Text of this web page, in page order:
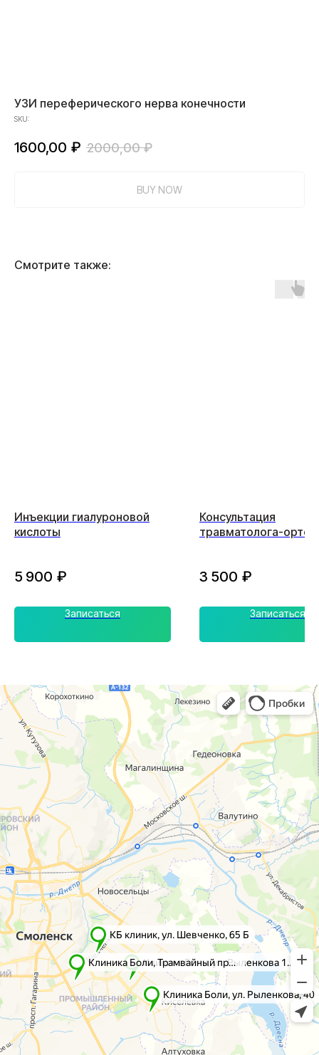
УЗИ переферического нерва конечности
SKU:
1600,00 ₽ 2000,00 ₽
BUY NOW
Смотрите также:
Инъекции гиалуроновой
кислоты
5 900 ₽
Записаться
Консультация
травматолога-
3 500 ₽
Записаться
Почта:info@clinica-boli.ru
Номер телефона:+7 (4812) 25-25-00
Пн-пт 8:00 - 20:00 сб-вс 9:00 - 18:00
ул. Рыленкова, 11 Б
ул. Рыленкова, 40
пр-д Трамвайный, 6
ул. Шевченко, 65
ул. Рокоссовского, 65
г. Одинцово
ул. Говорова, 85
Диагностика
МРТ
КТ
УЗИ
Анализы
Чек-Апы
Лечение
Травматолог и ортопед
Невролог
Проктолог
Флеболог
Нейрохирург
Дерматолог
Косметолог
Ревматолог
Терапевт
Капельницы здоровья
Лечение по ДМС
О клинике
Акции
Врачи
Новости
Пациентам